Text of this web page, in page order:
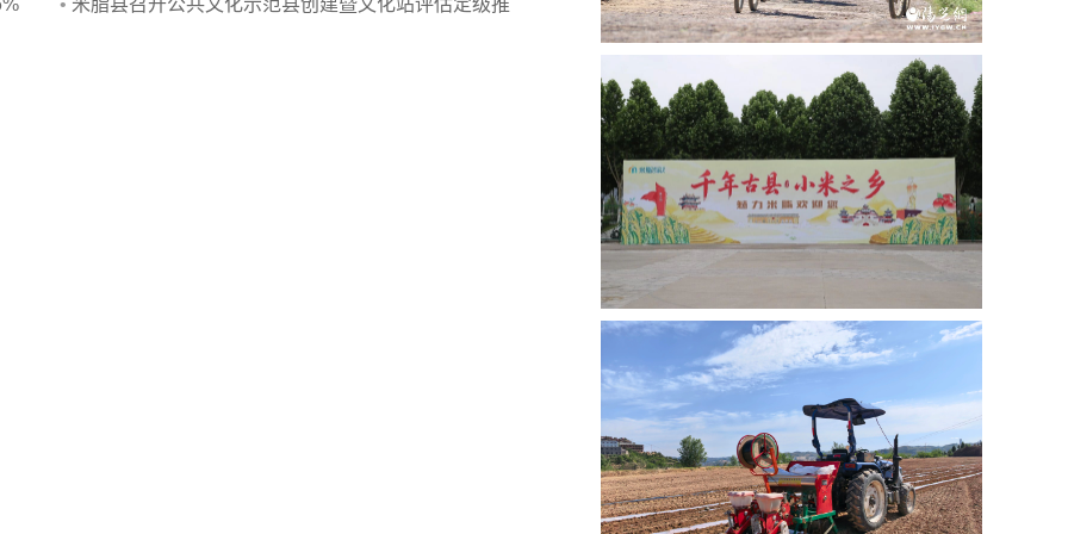
• 米脂县召开公共文化示范县创建暨文化站评估定级推